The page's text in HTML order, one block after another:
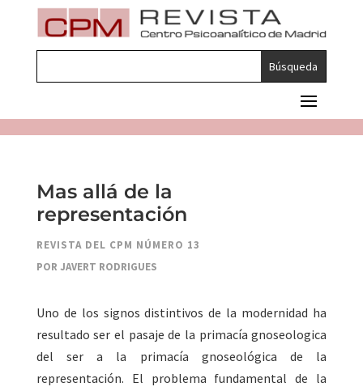
Mas allá de la
representación
REVISTA DEL CPM NÚMERO 13
POR JAVERT RODRIGUES
Uno de los signos distintivos de la modernidad ha
resultado ser el pasaje de la primacía gnoseologica
del ser a la primacía gnoseológica de la
representación. El problema fundamental de la